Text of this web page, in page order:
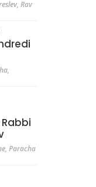
,Rav
,
,Paracha